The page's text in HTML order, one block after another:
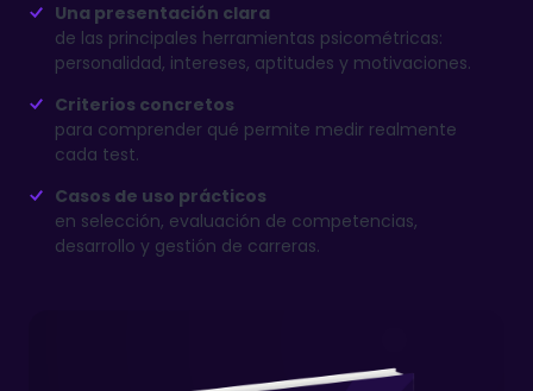
Una presentación clara
de las principales herramientas psicométricas:
personalidad, intereses, aptitudes y motivaciones.
Criterios concretos
para comprender qué permite medir realmente
cada test.
Casos de uso prácticos
en selección, evaluación de competencias,
desarrollo y gestión de carreras.